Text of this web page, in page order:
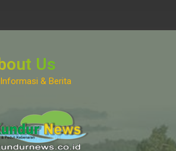
Us
& Berita